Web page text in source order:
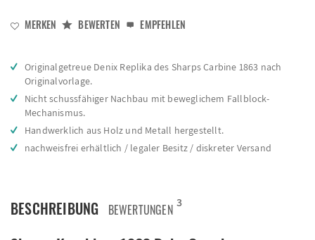
MERKEN BEWERTEN EMPFEHLEN
Originalgetreue Denix Replika des Sharps Carbine 1863 nach
Originalvorlage.
Nicht schussfähiger Nachbau mit beweglichem Fallblock-
Mechanismus.
Handwerklich aus Holz und Metall hergestellt.
nachweisfrei erhältlich / legaler Besitz / diskreter Versand
BESCHREIBUNG BEWERTUNGEN 3